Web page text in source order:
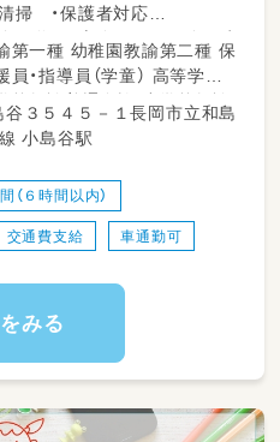
掃 ・保護者対応
に遊び、心身ともに健全な生
指導する など
祉士
３５４５－１長岡市立和島
越後線 小島谷駅
（６時間以内）
交通費支給 車通勤可
みる